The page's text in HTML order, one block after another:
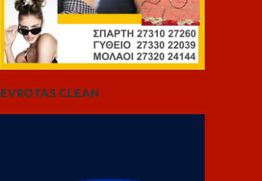
EVROTAS CLEAN